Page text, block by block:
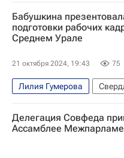
Бабушкина
подготовки рабочих
Среднем Урале
21 октября 2024, 19:43 75
Лилия Гумерова
Свердловская область
Людмила Бабушкина
Делегация Совфеда
Ассамблее